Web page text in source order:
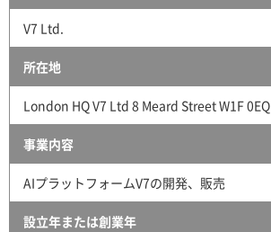
V7 Ltd.
所在地
London HQ V7 Ltd 8 Meard Street W1F 0EQ
事業内容
AIプラットフォームV7の開発、販売
設立年または創業年